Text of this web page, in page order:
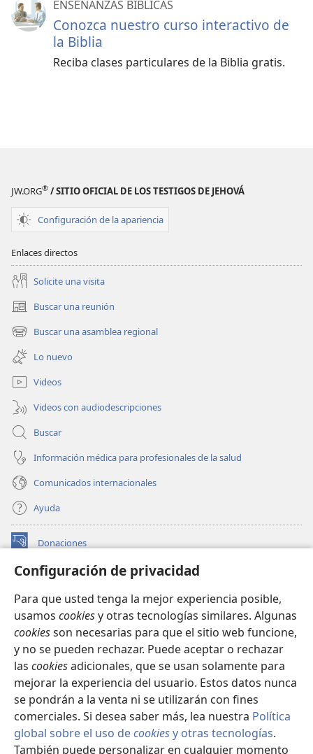
Configuración de privacidad
Para que usted tenga la mejor experiencia posible,
usamos cookiesy otras tecnologías similares. Algunas
cookiesson necesarias para que el sitio web funcione,
y no se pueden rechazar. Puede aceptar o rechazar
las cookiesadicionales, que se usan solamente para
mejorar la experiencia del usuario. Estos datos nunca
se pondrán a la venta ni se utilizarán con fines
comerciales. Si desea saber más, lea nuestra Política
global sobre el uso decookiesy otras tecnologías.
También puede personalizar en cualquier momento
ENSEÑANZAS BÍBLICAS
Conozca nuestro curso interactivo de
la Biblia
Reciba clases particulares de la Biblia gratis.
JW.ORG® / SITIO OFICIAL DE LOS TESTIGOS DE JEHOVÁ
Configuración de la apariencia
Enlaces directos
Solicite una visita
Buscar una reunión
(abre
una
nueva
ventana)
Buscar una asamblea regional
(abre
una
nueva
ventana)
Lo nuevo
Videos
Videos con audiodescripciones
Buscar
Información médica para profesionales de la salud
Comunicados internacionales
Ayuda
Donaciones
(abre
nueva BIBLIOTECA EN LÍNEA Watchtower™
una
nueva
ventana)
JW Hub
(abre
una
nueva
ventana)
JW Library
Watchtower Library
Copyright© 2026 Watch Tower Bible and Tract Society of Pennsylvania.